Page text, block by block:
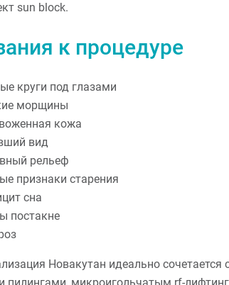
sun block.
к процедуре
круги под глазами
морщины
кожа
вид
рельеф
признаки старения
сна
постакне
Новакутан идеально